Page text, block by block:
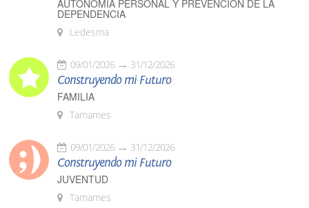
AUTONOMÍA PERSONAL Y PREVENCIÓN DE LA
DEPENDENCIA
Ledesma
09/01/2026 31/12/2026
Construyendo mi Futuro
FAMILIA
Tamames
09/01/2026 31/12/2026
Construyendo mi Futuro
JUVENTUD
Tamames